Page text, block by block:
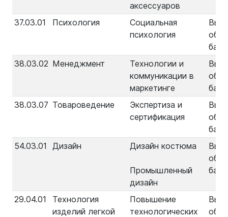
аксессуаров
37.03.01 Психология
Социальная
психология
38.03.02 Менеджмент
Технологии и
коммуникации в
маркетинге
38.03.07 Товароведение
Экспертиза и
сертификация
54.03.01
Дизайн Дизайн костюма
Промышленный
дизайн
29.04.01
Технология
изделий легкой
Повышение
технологических